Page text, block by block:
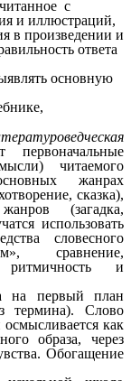
с
и иллюстраций,
в произведении и
ответа
основную
первоначальные
читаемого
жанрах
сказка),
(загадка,
использовать
словесного
сравнение,
ритмичность и
на первый план
термина). Слово
как
образа, через
Обогащение